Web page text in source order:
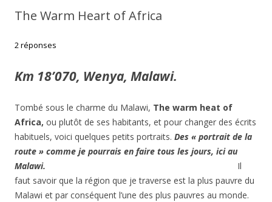
The Warm Heart of Africa
2 réponses
Km 18’070, Wenya, Malawi.
Tombé sous le charme du Malawi, The warm heat of
Africa, ou plutôt de ses habitants, et pour changer des écrits
habituels, voici quelques petits portraits. Des « portrait de la
route » comme je pourrais en faire tous les jours, ici au
Malawi. Il
faut savoir que la région que je traverse est la plus pauvre du
Malawi et par conséquent l’une des plus pauvres au monde.